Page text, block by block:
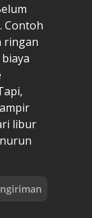
Contoh
ringan
libur